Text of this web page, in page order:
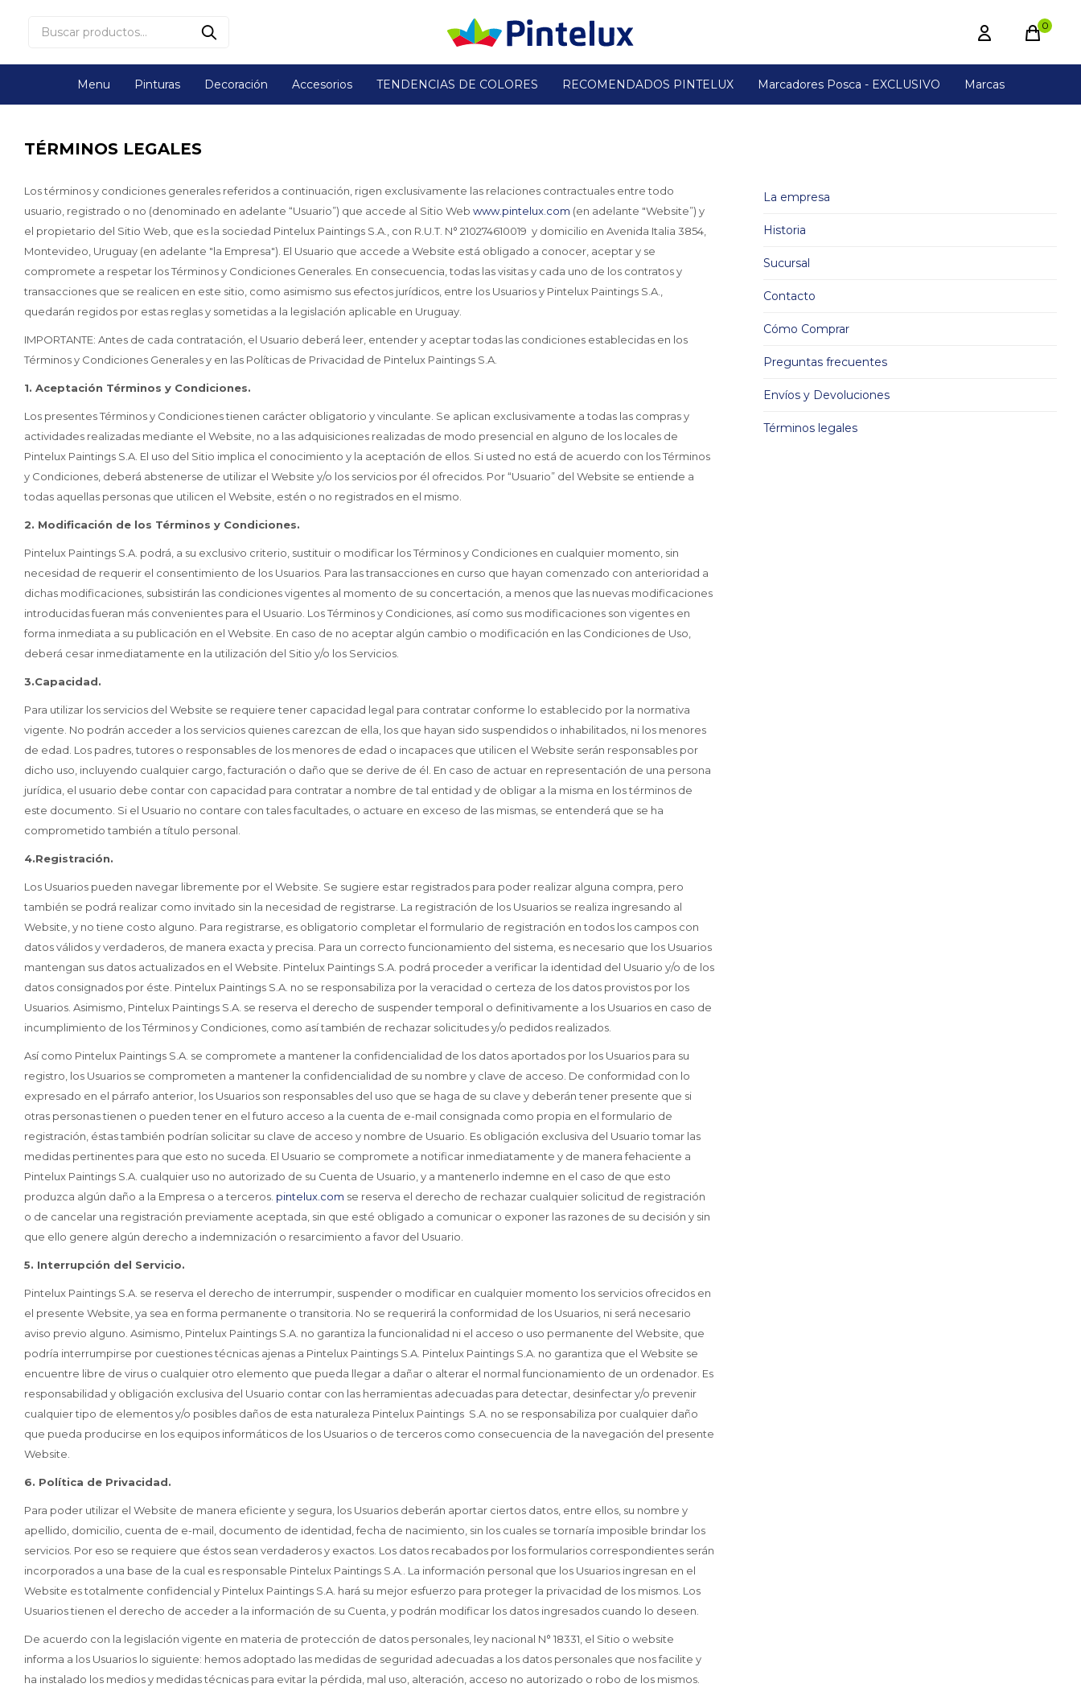
Menu Pinturas Decoración Accesorios TENDENCIAS DE COLORES RECOMENDADOS PINTELUX Marcadores Posca - EXCLUSIVO Marcas
0
TÉRMINOS LEGALES
Los términos y condiciones generales referidos a continuación, rigen exclusivamente las relaciones contractuales entre todo
usuario, registrado o no (denominado en adelante “Usuario”) que accede al Sitio Web www.pintelux.com (en adelante "Website”) y
el propietario del Sitio Web, que es la sociedad Pintelux Paintings S.A., con R.U.T. N° 210274610019 y domicilio en Avenida Italia 3854,
Montevideo, Uruguay (en adelante "la Empresa"). El Usuario que accede a Website está obligado a conocer, aceptar y se
compromete a respetar los Términos y Condiciones Generales. En consecuencia, todas las visitas y cada uno de los contratos y
transacciones que se realicen en este sitio, como asimismo sus efectos jurídicos, entre los Usuarios y Pintelux Paintings S.A.,
quedarán regidos por estas reglas y sometidas a la legislación aplicable en Uruguay.
IMPORTANTE: Antes de cada contratación, el Usuario deberá leer, entender y aceptar todas las condiciones establecidas en los
Términos y Condiciones Generales y en las Políticas de Privacidad de Pintelux Paintings S.A.
1. Aceptación Términos y Condiciones.
Los presentes Términos y Condiciones tienen carácter obligatorio y vinculante. Se aplican exclusivamente a todas las compras y
actividades realizadas mediante el Website, no a las adquisiciones realizadas de modo presencial en alguno de los locales de
Pintelux Paintings S.A. El uso del Sitio implica el conocimiento y la aceptación de ellos. Si usted no está de acuerdo con los Términos
y Condiciones, deberá abstenerse de utilizar el Website y/o los servicios por él ofrecidos. Por “Usuario” del Website se entiende a
todas aquellas personas que utilicen el Website, estén o no registrados en el mismo.
2. Modificación de los Términos y Condiciones.
Pintelux Paintings S.A. podrá, a su exclusivo criterio, sustituir o modificar los Términos y Condiciones en cualquier momento, sin
necesidad de requerir el consentimiento de los Usuarios. Para las transacciones en curso que hayan comenzado con anterioridad a
dichas modificaciones, subsistirán las condiciones vigentes al momento de su concertación, a menos que las nuevas modificaciones
introducidas fueran más convenientes para el Usuario. Los Términos y Condiciones, así como sus modificaciones son vigentes en
forma inmediata a su publicación en el Website. En caso de no aceptar algún cambio o modificación en las Condiciones de Uso,
deberá cesar inmediatamente en la utilización del Sitio y/o los Servicios.
3.Capacidad.
Para utilizar los servicios del Website se requiere tener capacidad legal para contratar conforme lo establecido por la normativa
vigente. No podrán acceder a los servicios quienes carezcan de ella, los que hayan sido suspendidos o inhabilitados, ni los menores
de edad. Los padres, tutores o responsables de los menores de edad o incapaces que utilicen el Website serán responsables por
dicho uso, incluyendo cualquier cargo, facturación o daño que se derive de él. En caso de actuar en representación de una persona
jurídica, el usuario debe contar con capacidad para contratar a nombre de tal entidad y de obligar a la misma en los términos de
este documento. Si el Usuario no contare con tales facultades, o actuare en exceso de las mismas, se entenderá que se ha
comprometido también a título personal.
4.Registración.
Los Usuarios pueden navegar libremente por el Website. Se sugiere estar registrados para poder realizar alguna compra, pero
también se podrá realizar como invitado sin la necesidad de registrarse. La registración de los Usuarios se realiza ingresando al
Website, y no tiene costo alguno. Para registrarse, es obligatorio completar el formulario de registración en todos los campos con
datos válidos y verdaderos, de manera exacta y precisa. Para un correcto funcionamiento del sistema, es necesario que los Usuarios
mantengan sus datos actualizados en el Website. Pintelux Paintings S.A. podrá proceder a verificar la identidad del Usuario y/o de los
datos consignados por éste. Pintelux Paintings S.A. no se responsabiliza por la veracidad o certeza de los datos provistos por los
Usuarios. Asimismo, Pintelux Paintings S.A. se reserva el derecho de suspender temporal o definitivamente a los Usuarios en caso de
incumplimiento de los Términos y Condiciones, como así también de rechazar solicitudes y/o pedidos realizados.
Así como Pintelux Paintings S.A. se compromete a mantener la confidencialidad de los datos aportados por los Usuarios para su
registro, los Usuarios se comprometen a mantener la confidencialidad de su nombre y clave de acceso. De conformidad con lo
expresado en el párrafo anterior, los Usuarios son responsables del uso que se haga de su clave y deberán tener presente que si
otras personas tienen o pueden tener en el futuro acceso a la cuenta de e-mail consignada como propia en el formulario de
registración, éstas también podrían solicitar su clave de acceso y nombre de Usuario. Es obligación exclusiva del Usuario tomar las
medidas pertinentes para que esto no suceda. El Usuario se compromete a notificar inmediatamente y de manera fehaciente a
Pintelux Paintings S.A. cualquier uso no autorizado de su Cuenta de Usuario, y a mantenerlo indemne en el caso de que esto
produzca algún daño a la Empresa o a terceros. pintelux.com se reserva el derecho de rechazar cualquier solicitud de registración
o de cancelar una registración previamente aceptada, sin que esté obligado a comunicar o exponer las razones de su decisión y sin
que ello genere algún derecho a indemnización o resarcimiento a favor del Usuario.
5. Interrupción del Servicio.
Pintelux Paintings S.A. se reserva el derecho de interrumpir, suspender o modificar en cualquier momento los servicios ofrecidos en
el presente Website, ya sea en forma permanente o transitoria. No se requerirá la conformidad de los Usuarios, ni será necesario
aviso previo alguno. Asimismo, Pintelux Paintings S.A. no garantiza la funcionalidad ni el acceso o uso permanente del Website, que
podría interrumpirse por cuestiones técnicas ajenas a Pintelux Paintings S.A. Pintelux Paintings S.A. no garantiza que el Website se
encuentre libre de virus o cualquier otro elemento que pueda llegar a dañar o alterar el normal funcionamiento de un ordenador. Es
responsabilidad y obligación exclusiva del Usuario contar con las herramientas adecuadas para detectar, desinfectar y/o prevenir
cualquier tipo de elementos y/o posibles daños de esta naturaleza Pintelux Paintings S.A. no se responsabiliza por cualquier daño
que pueda producirse en los equipos informáticos de los Usuarios o de terceros como consecuencia de la navegación del presente
Website.
6. Política de Privacidad.
Para poder utilizar el Website de manera eficiente y segura, los Usuarios deberán aportar ciertos datos, entre ellos, su nombre y
apellido, domicilio, cuenta de e-mail, documento de identidad, fecha de nacimiento, sin los cuales se tornaría imposible brindar los
servicios. Por eso se requiere que éstos sean verdaderos y exactos. Los datos recabados por los formularios correspondientes serán
incorporados a una base de la cual es responsable Pintelux Paintings S.A.. La información personal que los Usuarios ingresan en el
Website es totalmente confidencial y Pintelux Paintings S.A. hará su mejor esfuerzo para proteger la privacidad de los mismos. Los
Usuarios tienen el derecho de acceder a la información de su Cuenta, y podrán modificar los datos ingresados cuando lo deseen.
De acuerdo con la legislación vigente en materia de protección de datos personales, ley nacional N° 18331, el Sitio o website
informa a los Usuarios lo siguiente: hemos adoptado las medidas de seguridad adecuadas a los datos personales que nos facilite y
ha instalado los medios y medidas técnicas para evitar la pérdida, mal uso, alteración, acceso no autorizado o robo de los mismos.
La empresa
Historia
Sucursal
Contacto
Cómo Comprar
Preguntas frecuentes
Envíos y Devoluciones
Términos legales